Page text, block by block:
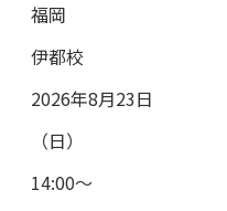
福岡
伊都校
2026年8月23日
（日）
14:00～